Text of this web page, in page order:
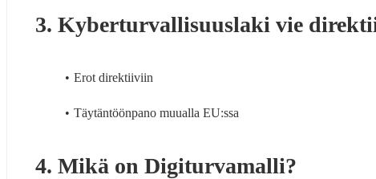
3. Kyberturvallisuuslaki vie
Erot direktiiviin
Täytäntöönpano muualla EU:ssa
4. Mikä on Digiturvamalli?